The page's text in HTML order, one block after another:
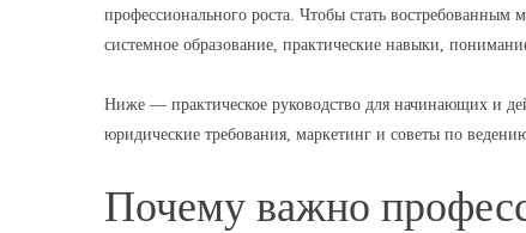
профессионального роста. Чтобы стать
системное образование, практические навыки,
Ниже — практическое руководство для начинающих и
юридические требования, маркетинг и советы по
Почему важно